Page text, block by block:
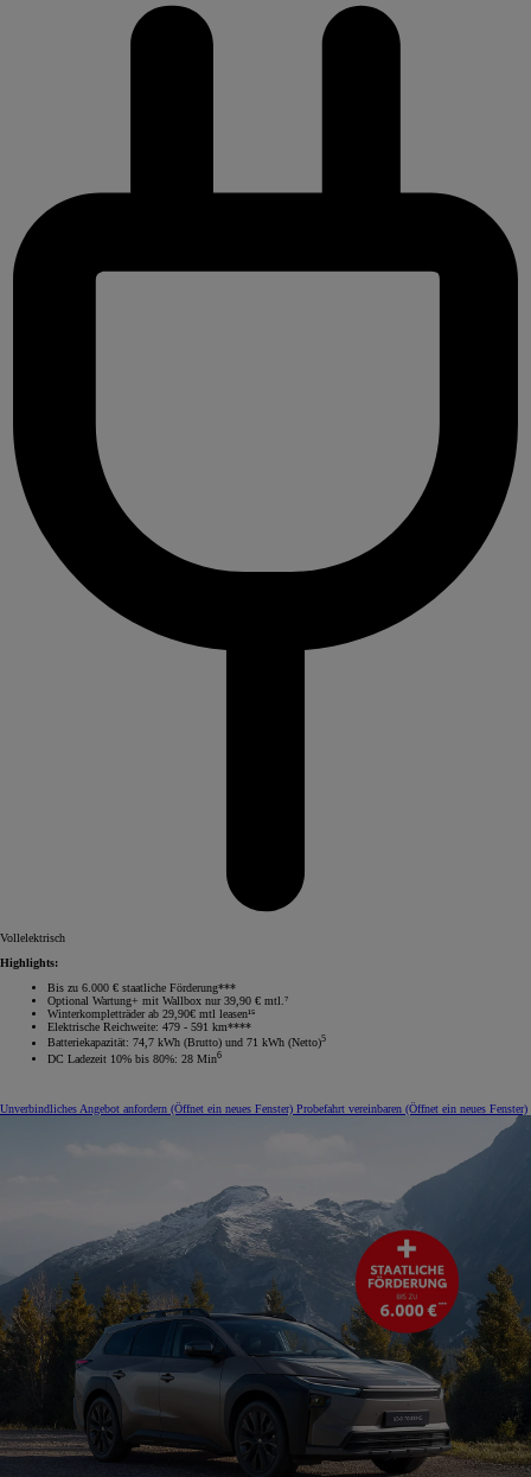
Vollelektrisch
Highlights:
Bis zu 6.000 € staatliche Förderung***
Optional Wartung+ mit Wallbox nur 39,90 € mtl.⁷
Winterkompletträder ab 29,90€ mtl leasen¹⁵
Elektrische Reichweite: 479 - 591 km****
Batteriekapazität: 74,7 kWh (Brutto) und 71 kWh (Netto)5
DC Ladezeit 10% bis 80%: 28 Min6
Unverbindliches Angebot anfordern (Öffnet ein neues Fenster) Probefahrt vereinbaren (Öffnet ein neues Fenster)